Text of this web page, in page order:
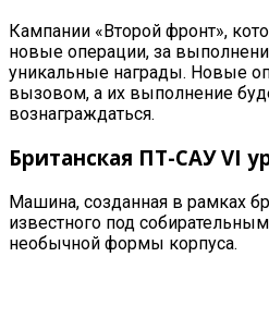
Кампании «Второй фронт»,
новые операции, за
уникальные награды. Новые
вызовом, а их выполнение
вознаграждаться.
Британская ПТ-САУ VI
Машина, созданная в рамках
известного под
необычной формы корпуса.